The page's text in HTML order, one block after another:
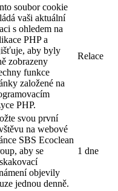
soubor cookie
vaši aktuální
s ohledem na
PHP a
aby byly
zobrazeny
funkce
založené na
PHP.
Relace
svou první
na webové
SBS Ecoclean
aby se
objevily
jednou denně.
1 dne